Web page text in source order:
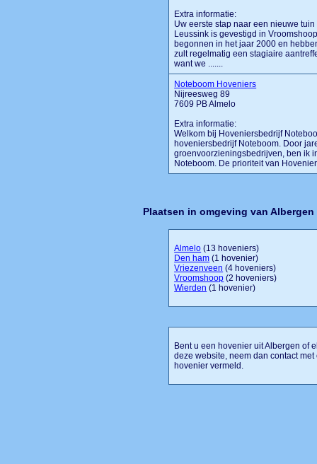
Extra informatie:
Uw eerste stap naar een nieuwe
Leussink is gevestigd in
begonnen in het jaar 2000 en
zult regelmatig een stagiaire
want we .......
Noteboom Hoveniers
Nijreesweg 89
7609 PB Almelo
Extra informatie:
Welkom bij Hoveniersbedrijf
hoveniersbedrijf Noteboom. Door
groenvoorzieningsbedrijven, ben ik
Noteboom. De prioriteit van
Plaatsen in omgeving van Albergen
Almelo (13 hoveniers)
Den ham (1 hovenier)
Vriezenveen (4 hoveniers)
Vroomshoop (2 hoveniers)
Wierden (1 hovenier)
Bent u een hovenier uit Albergen of
deze website, neem dan contact
hovenier vermeld.